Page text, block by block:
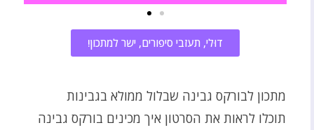
דוּלי, תעזבי סיפורים, ישר למתכון!
מתכון לבורקס גבינה שבלול ממולא בגבינות
תוכלו לראות את הסרטון איך מכינים בורקס גבינה